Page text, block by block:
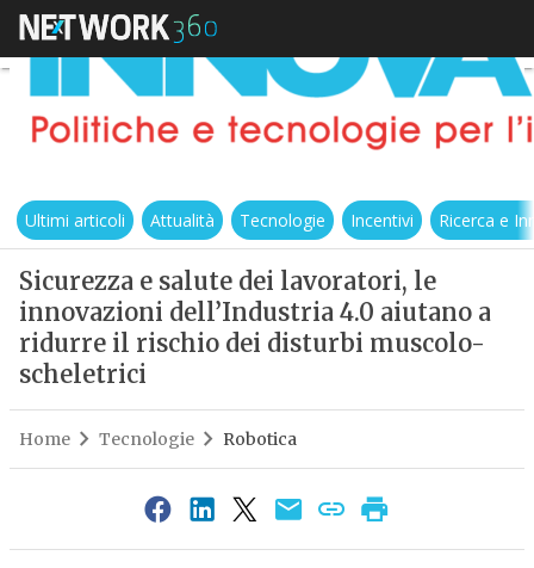
Ultimi articoli Attualità Tecnologie Incentivi Ricerca e
Sicurezza e salute dei lavoratori, le
innovazioni dell’Industria 4.0 aiutano a
ridurre il rischio dei disturbi muscolo-
scheletrici
Home Tecnologie Robotica